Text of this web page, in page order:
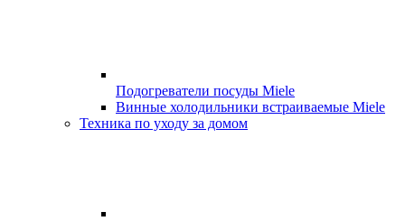
Подогреватели посуды Miele
Винные холодильники встраиваемые Miele
Техника по уходу за домом